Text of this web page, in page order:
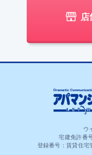
店
ウ
宅建免許番
登録番号：賃貸住宅